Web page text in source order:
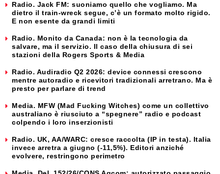
Radio. Jack FM: suoniamo quello che vogliamo. Ma
dietro il train-wreck segue, c’è un formato molto rigido.
E non esente da grandi limiti
Radio. Monito da Canada: non è la tecnologia da
salvare, ma il servizio. Il caso della chiusura di sei
stazioni della Rogers Sports & Media
Radio. Audiradio Q2 2026: device connessi crescono
mentre autoradio e ricevitori tradizionali arretrano. Ma è
presto per parlare di trend
Media. MFW (Mad Fucking Witches) come un collettivo
australiano è riusciuto a “spegnere” radio e podcast
colpendo i loro inserzionisti
Radio. UK, AA/WARC: cresce raccolta (IP in testa). Italia
invece arretra a giugno (-11,5%). Editori anziché
evolvere, restringono perimetro